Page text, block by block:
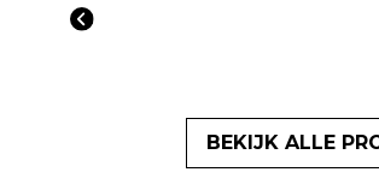
van de Lavoir, gekozen voor twee
zegt: “KunststoffenBEKIJK ALLE